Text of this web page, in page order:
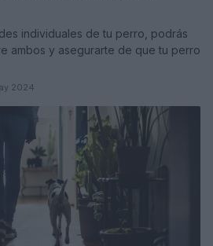
individuales de tu perro, podrás
ambos y asegurarte de que tu perro
2024